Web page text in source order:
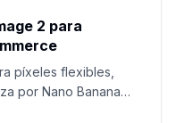
2 para
píxeles flexibles,
por Nano Banana